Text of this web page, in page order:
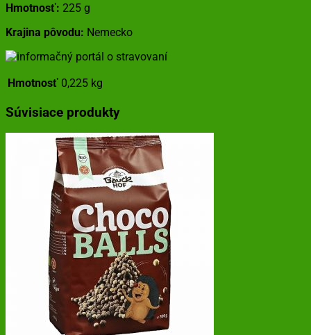
Hmotnosť: 225 g
Krajina pôvodu: Nemecko
Hmotnosť 0,225 kg
Súvisiace produkty